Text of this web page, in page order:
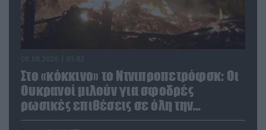
Στο «κόκκινο» το Ντνιπροπετρόφσκ: Οι
Ουκρανοί μιλούν για σφοδρές
ρωσικές επιθέσεις σε όλη την
επικράτεια